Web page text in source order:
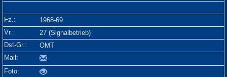
1968-69
27 (Signalbetrieb)
OMT